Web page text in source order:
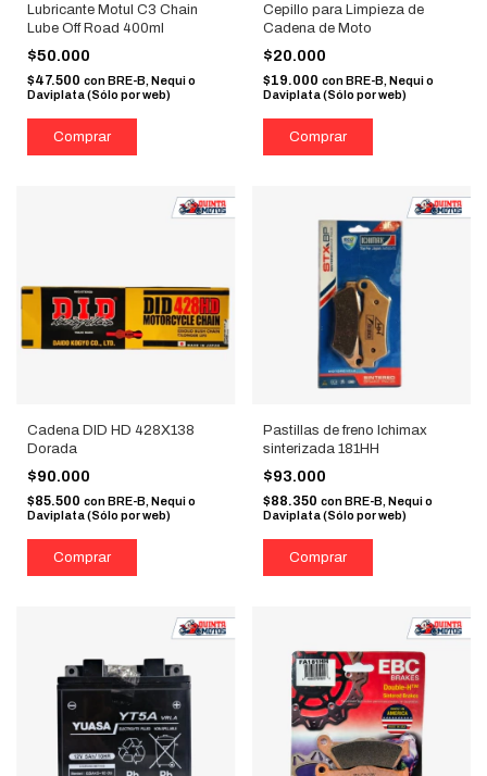
Lubricante Motul C3 Chain
Lube Off Road 400ml
$50.000
$47.500 conBRE-B, Nequi o
Daviplata (Sólo por web)
Cepillo para Limpieza de
Cadena de Moto
$20.000
$19.000 con BRE-B, Nequi o
Daviplata (Sólo por web)
Cadena DID HD 428X138
Dorada
$90.000
$85.500 con BRE-B, Nequi o
Daviplata (Sólo por web)
Pastillas de freno Ichimax
sinterizada 181HH
$93.000
$88.350 con BRE-B, Nequi o
Daviplata (Sólo por web)